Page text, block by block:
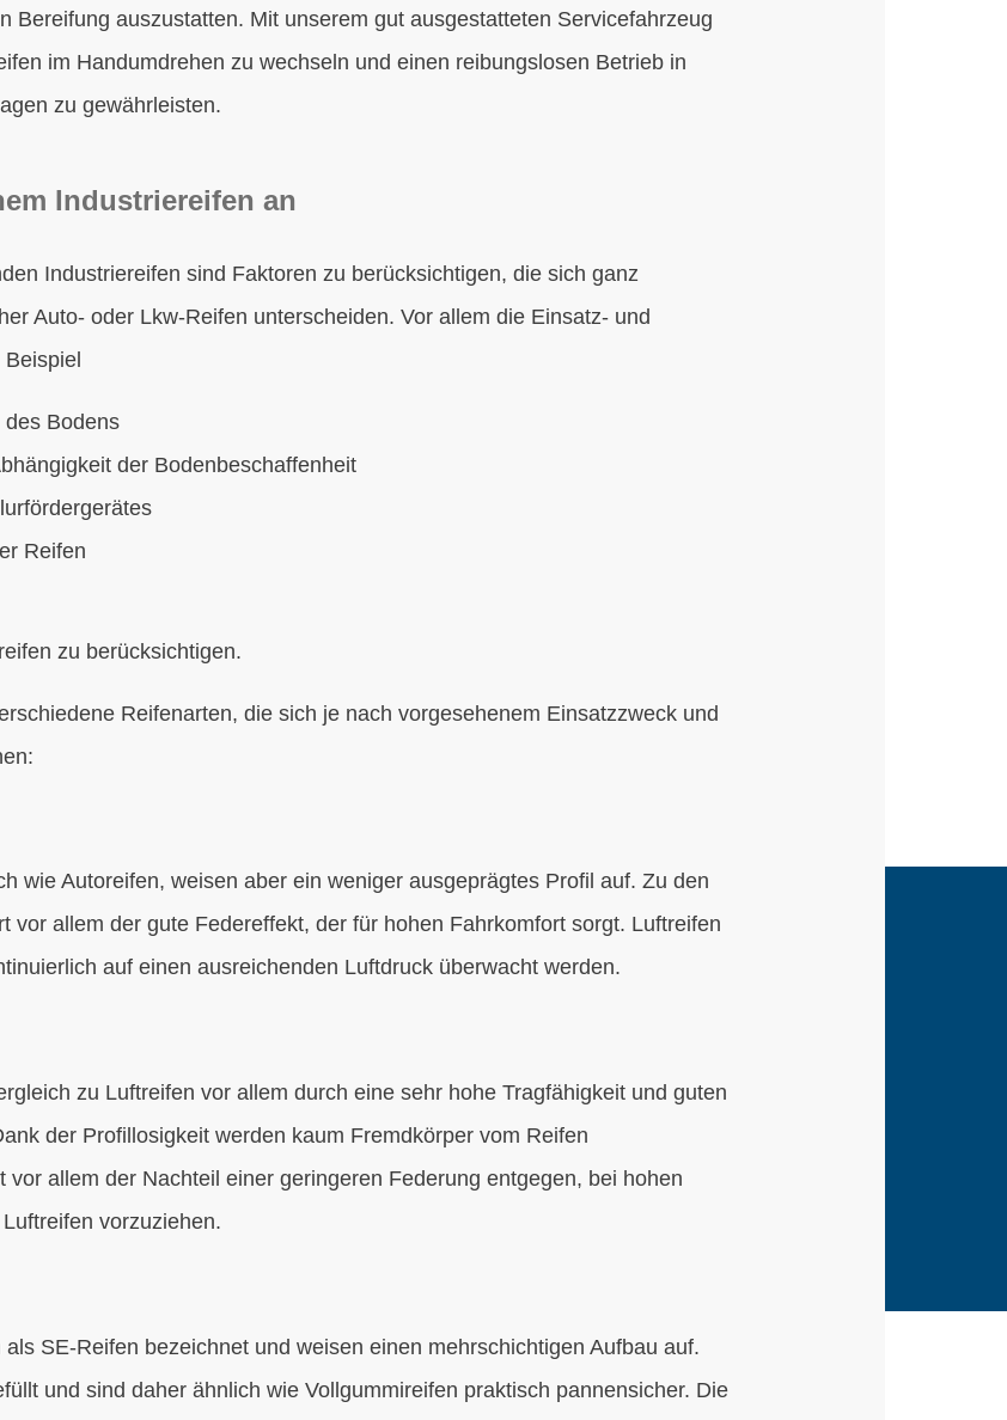
Bereifung auszustatten. Mit unserem gut ausgestatteten Servicefahrzeug
im Handumdrehen zu wechseln und einen reibungslosen Betrieb in
zu gewährleisten.
Industriereifen an
Industriereifen sind Faktoren zu berücksichtigen, die sich ganz
Auto- oder Lkw-Reifen unterscheiden. Vor allem die Einsatz- und
Bodens
der Bodenbeschaffenheit
Reifen
zu berücksichtigen.
Reifenarten, die sich je nach vorgesehenem Einsatzzweck und
wie Autoreifen, weisen aber ein weniger ausgeprägtes Profil auf. Zu den
vor allem der gute Federeffekt, der für hohen Fahrkomfort sorgt. Luftreifen
auf einen ausreichenden Luftdruck überwacht werden.
zu Luftreifen vor allem durch eine sehr hohe Tragfähigkeit und guten
der Profillosigkeit werden kaum Fremdkörper vom Reifen
vor allem der Nachteil einer geringeren Federung entgegen, bei hohen
vorzuziehen.
SE-Reifen bezeichnet und weisen einen mehrschichtigen Aufbau auf.
und sind daher ähnlich wie Vollgummireifen praktisch pannensicher. Die